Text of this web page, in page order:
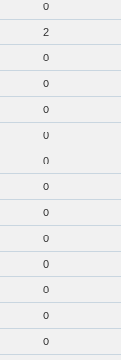
0
2
0
0
0
0
0
0
0
0
0
0
0
0